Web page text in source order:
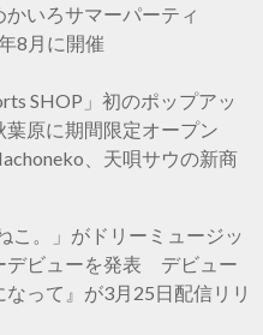
いろサマーパーティ
8月に開催
SHOP」初のポップアッ
葉原に期間限定オープン
、天唄サウの新商
こ。」がドリーミュージッ
デビューを発表 デビュー
なって』が3月25日配信リリ